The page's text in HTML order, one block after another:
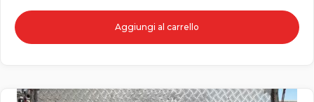
Aggiungi al carrello